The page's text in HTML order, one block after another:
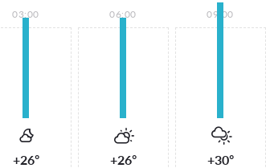
03:00
+26°
06:00
+26°
09:00
+30°